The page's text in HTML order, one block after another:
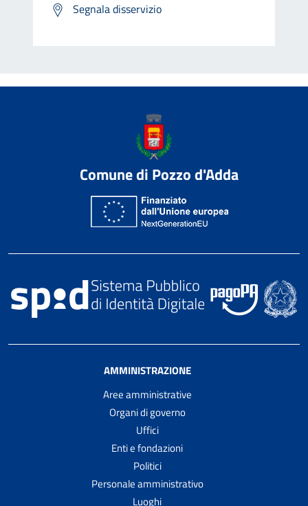
Segnala disservizio
Comune di Pozzo d'Adda
AMMINISTRAZIONE
Aree amministrative
Organi di governo
Uffici
Enti e fondazioni
Politici
Personale amministrativo
Luoghi